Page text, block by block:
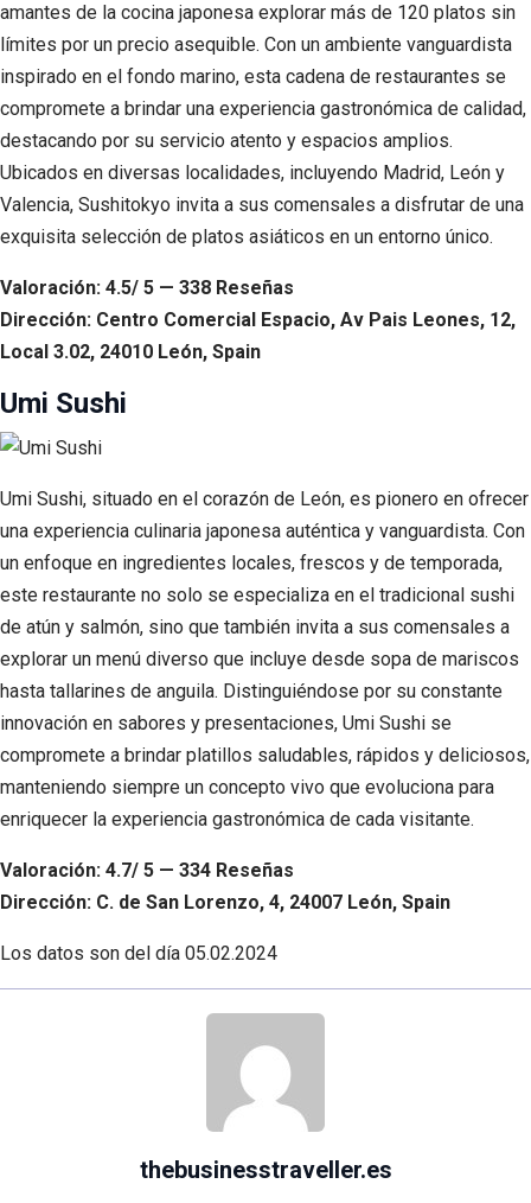
amantes de la cocina japonesa explorar más de 120 platos sin
límites por un precio asequible. Con un ambiente vanguardista
inspirado en el fondo marino, esta cadena de restaurantes se
compromete a brindar una experiencia gastronómica de calidad,
destacando por su servicio atento y espacios amplios.
Ubicados en diversas localidades, incluyendo Madrid, León y
Valencia, Sushitokyo invita a sus comensales a disfrutar de una
exquisita selección de platos asiáticos en un entorno único.
Valoración: 4.5/ 5 — 338 Reseñas
Dirección: Centro Comercial Espacio, Av Pais Leones, 12,
Local 3.02, 24010 León, Spain
Umi Sushi
Umi Sushi, situado en el corazón de León, es pionero en ofrecer
una experiencia culinaria japonesa auténtica y vanguardista. Con
un enfoque en ingredientes locales, frescos y de temporada,
este restaurante no solo se especializa en el tradicional sushi
de atún y salmón, sino que también invita a sus comensales a
explorar un menú diverso que incluye desde sopa de mariscos
hasta tallarines de anguila. Distinguiéndose por su constante
innovación en sabores y presentaciones, Umi Sushi se
compromete a brindar platillos saludables, rápidos y deliciosos,
manteniendo siempre un concepto vivo que evoluciona para
enriquecer la experiencia gastronómica de cada visitante.
Valoración: 4.7/ 5 — 334 Reseñas
Dirección: C. de San Lorenzo, 4, 24007 León, Spain
Los datos son del día 05.02.2024
thebusinesstraveller.es